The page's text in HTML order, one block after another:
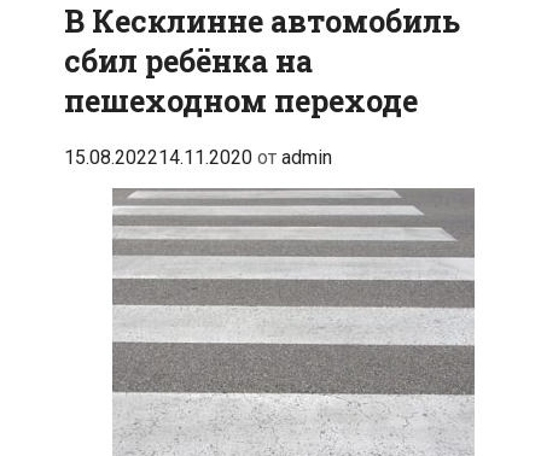
двоих
В Кесклинне автомобиль
сбил ребёнка на
пешеходном переходе
15.08.202214.11.2020 от admin